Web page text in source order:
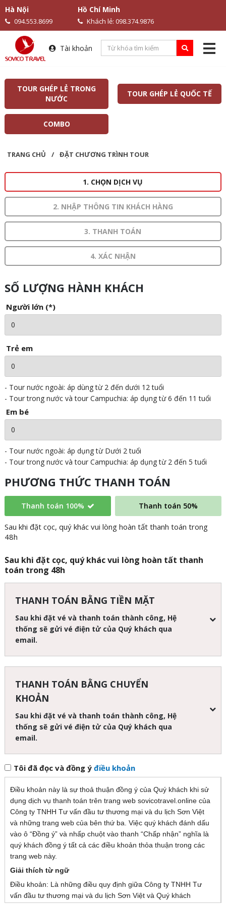
Hà Nội
094.553.8699
Hồ Chí Minh
Khách lẻ: 098.374.9876
Tài khoản
TOUR GHÉP LẺ TRONG
NƯỚC
TOUR GHÉP LẺ QUỐC TẾ
COMBO
TRANG CHỦ / ĐẶT CHƯƠNG TRÌNH TOUR
1. CHỌN DỊCH VỤ
2. NHẬP THÔNG TIN KHÁCH HÀNG
3. THANH TOÁN
4. XÁC NHẬN
SỐ LƯỢNG HÀNH KHÁCH
Người lớn (*)
Trẻ em
- Tour nước ngoài: áp dùng từ 2 đến dưới 12 tuổi
- Tour trong nước và tour Campuchia: áp dụng từ 6 đến 11 tuổi
Em bé
- Tour nước ngoài: áp dụng từ Dưới 2 tuổi
- Tour trong nước và tour Campuchia: áp dụng từ 2 đến 5 tuổi
PHƯƠNG THỨC THANH TOÁN
Thanh toán 100% Thanh toán 50%
Sau khi đặt cọc, quý khác vui lòng hoàn tất thanh toán trong
48h
Sau khi đặt cọc, quý khác vui lòng hoàn tất thanh
toán trong 48h
THANH TOÁN BẰNG TIỀN MẶT
Sau khi đặt vé và thanh toán thành công, Hệ
thống sẽ gửi vé điện tử của Quý khách qua
email.
THANH TOÁN BẰNG CHUYỂN
KHOẢN
Sau khi đặt vé và thanh toán thành công, Hệ
thống sẽ gửi vé điện tử của Quý khách qua
email.
Tôi đã đọc và đồng ý điều khoản
Điều khoản này là sự thoả thuận đồng ý của Quý khách khi sử
dụng dịch vụ thanh toán trên trang web sovicotravel.online của
Công ty TNHH Tư vấn đầu tư thương mại và du lịch Sơn Việt
và những trang web của bên thứ ba. Việc quý khách đánh dấu
vào ô “Đồng ý” và nhấp chuột vào thanh “Chấp nhận” nghĩa là
quý khách đồng ý tất cả các điều khoản thỏa thuận trong các
trang web này.
Giải thích từ ngữ
Điều khoản: Là những điều quy định giữa Công ty TNHH Tư
vấn đầu tư thương mại và du lịch Sơn Việt và Quý khách